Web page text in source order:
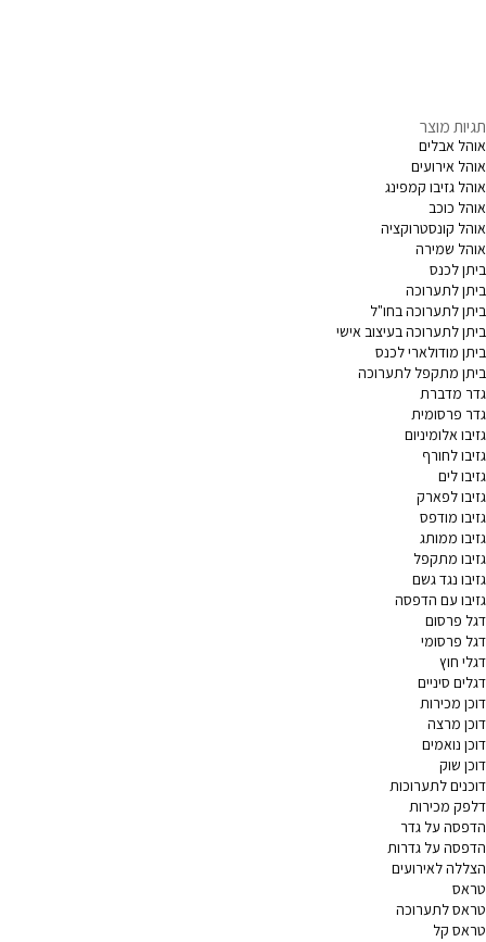
תגיות מוצר
אוהל אבלים
אוהל אירועים
אוהל גזיבו קמפינג
אוהל כוכב
אוהל קונסטרוקציה
אוהל שמירה
ביתן לכנס
ביתן לתערוכה
ביתן לתערוכה בחו"ל
ביתן לתערוכה בעיצוב אישי
ביתן מודולארי לכנס
ביתן מתקפל לתערוכה
גדר מדברת
גדר פרסומית
גזיבו אלומיניום
גזיבו לחורף
גזיבו לים
גזיבו לפארק
גזיבו מודפס
גזיבו ממותג
גזיבו מתקפל
גזיבו נגד גשם
גזיבו עם הדפסה
דגל פרסום
דגל פרסומי
דגלי חוץ
דגלים סיניים
דוכן מכירות
דוכן מרצה
דוכן נואמים
דוכן שוק
דוכנים לתערוכות
דלפק מכירות
הדפסה על גדר
הדפסה על גדרות
הצללה לאירועים
טראס
טראס לתערוכה
טראס קל